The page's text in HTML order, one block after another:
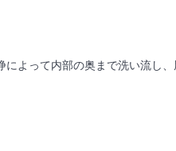
よって内部の奥まで洗い流し、